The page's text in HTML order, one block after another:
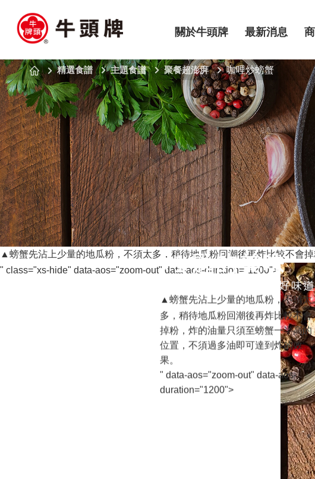
關於牛頭牌 最新消息
▲螃蟹先沾上少量的地瓜粉，不須太多，稍待地瓜粉回潮後再炸比較不會
" class="xs-hide" data-aos="zoom-out" data-aos-duration="1200">
▲螃蟹先沾上少量的地瓜粉，不須太
多，稍待地瓜粉回潮後再炸比較不會
掉粉，炸的油量只須至螃蟹一半高的
位置，不須過多油即可達到炸的效
果。
" data-aos="zoom-out" data-aos-
duration="1200">
精選食譜 主題食譜 聚餐超澎湃 咖哩炒螃蟹